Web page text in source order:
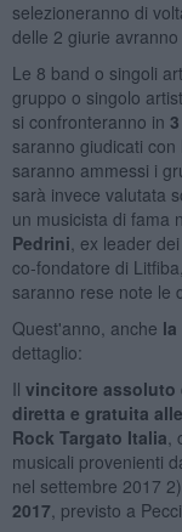
selezioneranno di
delle 2 giurie
Le 8 band o singoli
gruppo o singolo
si confronteranno in
saranno giudicati con
saranno ammessi i
sarà invece valutata
un musicista di fama
Pedrini , ex leader
co-fondatore di
saranno rese note le
Quest'anno, anche la
dettaglio:
Il vincitore assoluto
diretta e gratuita
Rock Targato Italia
musicali provenienti
nel settembre 2017 2)
2017 , previsto a